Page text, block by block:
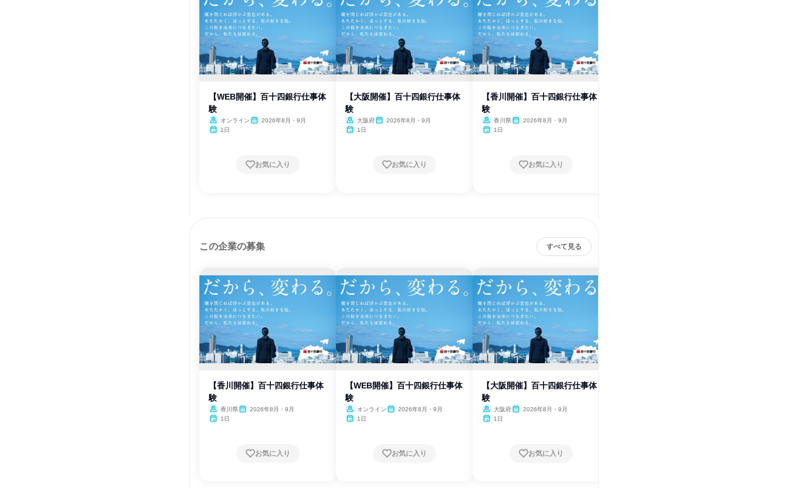
【WEB開催】百十四銀行仕事体
験
オンライン
2026年8月・9月
1日
お気に入り
【大阪開催】百十四銀行仕事体
験
大阪府
2026年8月・9月
1日
お気に入り
【香川開催】百十四銀行仕事体
験
香川県
2026年8月・9月
1日
お気に入り
この企業の募集 すべて見る
【香川開催】百十四銀行仕事体
験
香川県
2026年8月・9月
1日
お気に入り
【WEB開催】百十四銀行仕事体
験
オンライン
2026年8月・9月
1日
お気に入り
【大阪開催】百十四銀行仕事体
験
大阪府
2026年8月・9月
1日
お気に入り